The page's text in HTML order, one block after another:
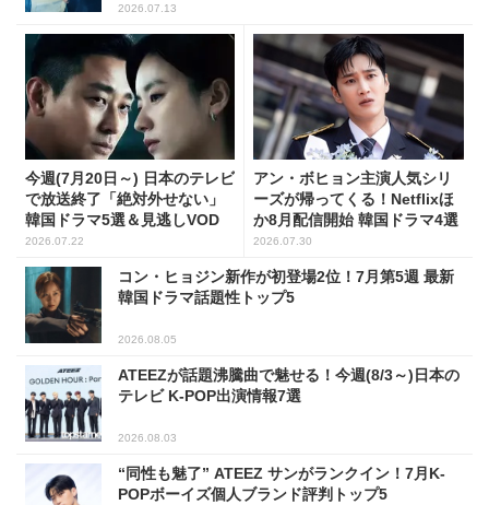
2026.07.13
今週(7月20日～) 日本のテレビ
で放送終了「絶対外せない」
韓国ドラマ5選＆見逃しVOD
2026.07.22
アン・ボヒョン主演人気シリ
ーズが帰ってくる！Netflixほ
か8月配信開始 韓国ドラマ4選
2026.07.30
コン・ヒョジン新作が初登場2位！7月第5週 最新
韓国ドラマ話題性トップ5
2026.08.05
ATEEZが話題沸騰曲で魅せる！今週(8/3～)日本の
テレビ K-POP出演情報7選
2026.08.03
“同性も魅了” ATEEZ サンがランクイン！7月K-
POPボーイズ個人ブランド評判トップ5